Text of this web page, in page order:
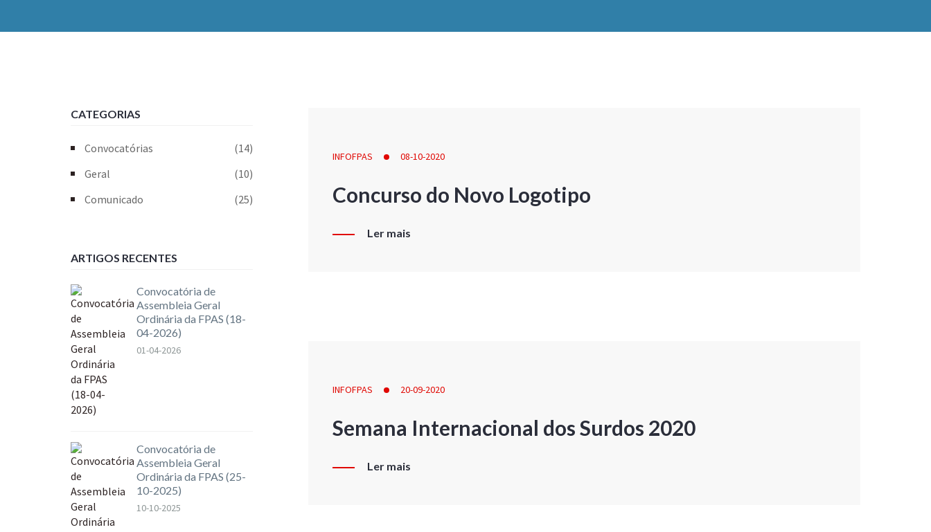
INFOFPAS 08-10-2020
Concurso do Novo Logotipo
Ler mais
INFOFPAS 20-09-2020
Semana Internacional dos Surdos 2020
Ler mais
CATEGORIAS
Convocatórias
(14)
Geral
(10)
Comunicado
(25)
ARTIGOS RECENTES
Convocatória de
Assembleia Geral
Ordinária da FPAS (18-
04-2026)
01-04-2026
Convocatória de
Assembleia Geral
Ordinária da FPAS (25-
10-2025)
10-10-2025